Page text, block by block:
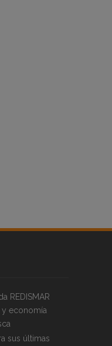
REDISMAR
economía
sus últimas